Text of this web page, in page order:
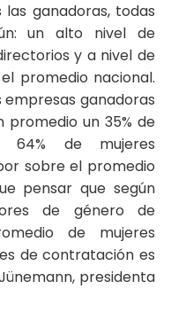
ganadoras, todas
un alto nivel de
y a nivel de
promedio nacional.
ganadoras
promedio un 35% de
64% de mujeres
sobre el promedio
pensar que según
de género de
de mujeres
de contratación es
presidenta